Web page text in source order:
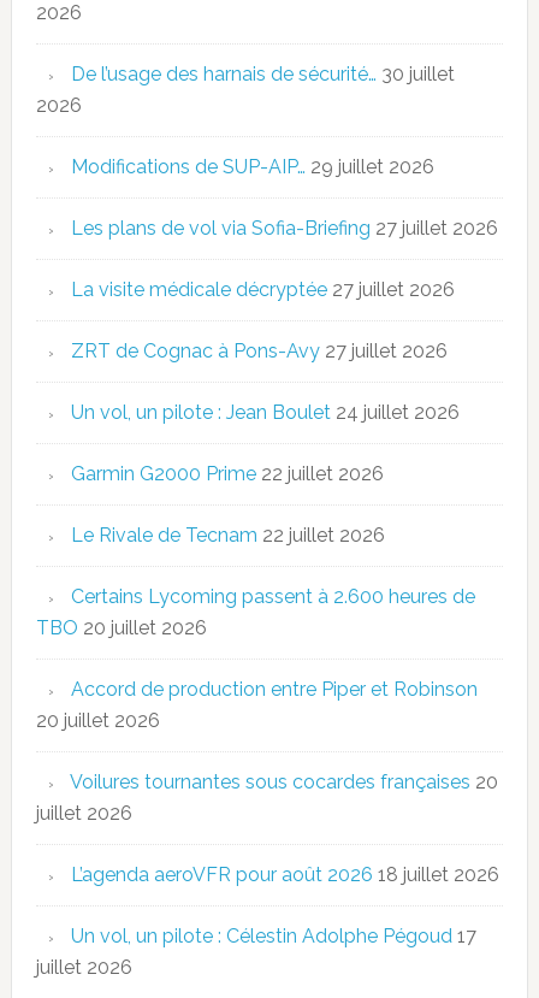
2026
De l’usage des harnais de sécurité… 30 juillet
2026
Modifications de SUP-AIP… 29 juillet 2026
Les plans de vol via Sofia-Briefing 27 juillet 2026
La visite médicale décryptée 27 juillet 2026
ZRT de Cognac à Pons-Avy 27 juillet 2026
Un vol, un pilote : Jean Boulet 24 juillet 2026
Garmin G2000 Prime 22 juillet 2026
Le Rivale de Tecnam 22 juillet 2026
Certains Lycoming passent à 2.600 heures de
TBO 20 juillet 2026
Accord de production entre Piper et Robinson
20 juillet 2026
Voilures tournantes sous cocardes françaises 20
juillet 2026
L’agenda aeroVFR pour août 2026 18 juillet 2026
Un vol, un pilote : Célestin Adolphe Pégoud 17
juillet 2026